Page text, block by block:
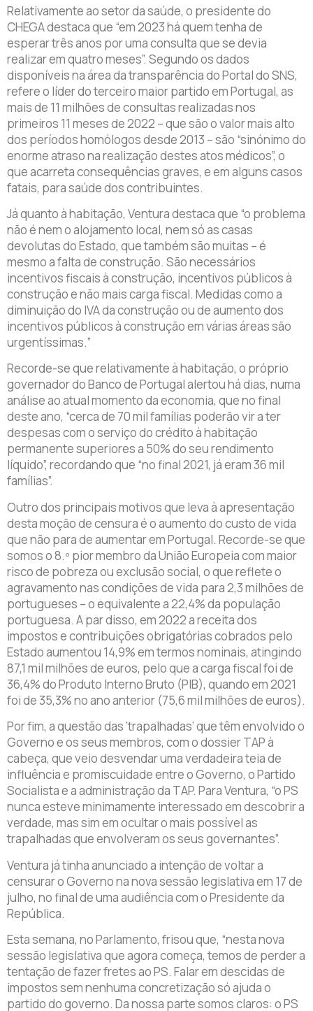
Relativamente ao setor da saúde, o presidente do
CHEGA destaca que “em 2023 há quem tenha de
esperar três anos por uma consulta que se devia
realizar em quatro meses”. Segundo os dados
disponíveis na área da transparência do Portal do SNS,
refere o líder do terceiro maior partido em Portugal, as
mais de 11 milhões de consultas realizadas nos
primeiros 11 meses de 2022 – que são o valor mais alto
dos períodos homólogos desde 2013 – são “sinónimo do
enorme atraso na realização destes atos médicos”, o
que acarreta consequências graves, e em alguns casos
fatais, para saúde dos contribuintes.
Já quanto à habitação, Ventura destaca que “o problema
não é nem o alojamento local, nem só as casas
devolutas do Estado, que também são muitas – é
mesmo a falta de construção. São necessários
incentivos fiscais à construção, incentivos públicos à
construção e não mais carga fiscal. Medidas como a
diminuição do IVA da construção ou de aumento dos
incentivos públicos à construção em várias áreas são
urgentíssimas.”
Recorde-se que relativamente à habitação, o próprio
governador do Banco de Portugal alertou há dias, numa
análise ao atual momento da economia, que no final
deste ano, “cerca de 70 mil famílias poderão vir a ter
despesas com o serviço do crédito à habitação
permanente superiores a 50% do seu rendimento
líquido”, recordando que “no final 2021, já eram 36 mil
famílias”.
Outro dos principais motivos que leva à apresentação
desta moção de censura é o aumento do custo de vida
que não para de aumentar em Portugal. Recorde-se que
somos o 8.º pior membro da União Europeia com maior
risco de pobreza ou exclusão social, o que reflete o
agravamento nas condições de vida para 2,3 milhões de
portugueses – o equivalente a 22,4% da população
portuguesa. A par disso, em 2022 a receita dos
impostos e contribuições obrigatórias cobrados pelo
Estado aumentou 14,9% em termos nominais, atingindo
87,1 mil milhões de euros, pelo que a carga fiscal foi de
36,4% do Produto Interno Bruto (PIB), quando em 2021
foi de 35,3% no ano anterior (75,6 mil milhões de euros).
Por fim, a questão das ‘trapalhadas’ que têm envolvido o
Governo e os seus membros, com o dossier TAP à
cabeça, que veio desvendar uma verdadeira teia de
influência e promiscuidade entre o Governo, o Partido
Socialista e a administração da TAP. Para Ventura, “o PS
nunca esteve minimamente interessado em descobrir a
verdade, mas sim em ocultar o mais possível as
trapalhadas que envolveram os seus governantes”.
Ventura já tinha anunciado a intenção de voltar a
censurar o Governo na nova sessão legislativa em 17 de
julho, no final de uma audiência com o Presidente da
República.
Esta semana, no Parlamento, frisou que, “nesta nova
sessão legislativa que agora começa, temos de perder a
tentação de fazer fretes ao PS. Falar em descidas de
impostos sem nenhuma concretização só ajuda o
partido do governo. Da nossa parte somos claros: o PS